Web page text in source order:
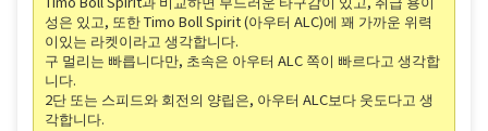
성은 있고, 또한 Timo Boll Spirit (아우터 ALC)에 꽤 가까운 위력
이있는 라켓이라고 생각합니다.
구 멀리는 빠릅니다만, 초속은 아우터 ALC 쪽이 빠르다고 생각합
니다.
2단 또는 스피드와 회전의 양립은, 아우터 ALC보다 웃도다고 생
각합니다.